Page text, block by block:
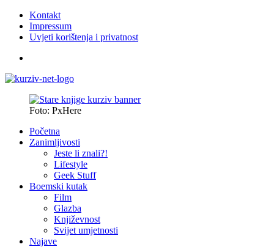
Kontakt
Impressum
Uvjeti korištenja i privatnost
Foto: PxHere
Početna
Zanimljivosti
Jeste li znali?!
Lifestyle
Geek Stuff
Boemski kutak
Film
Glazba
Književnost
Svijet umjetnosti
Najave